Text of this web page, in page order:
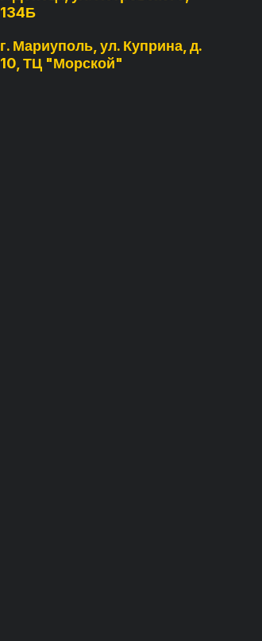
134Б
г. Мариуполь, ул. Куприна, д.
10, ТЦ "Морской"